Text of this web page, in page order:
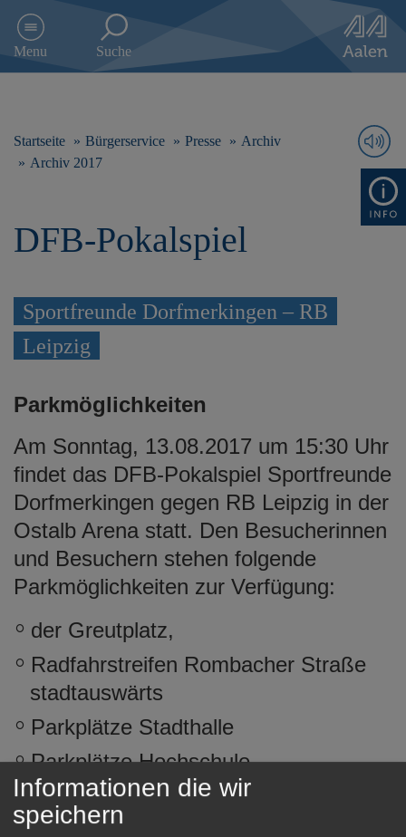
e
p
Menu Suche
Startseite Bürgerservice Presse
Archiv
Archiv 2017
DFB-Pokalspiel
Sportfreunde Dorfmerkingen – RB
Leipzig
Parkmöglichkeiten
Am Sonntag, 13.08.2017 um 15:30 Uhr
findet das DFB-Pokalspiel Sportfreunde
Dorfmerkingen gegen RB Leipzig in der
Ostalb Arena statt. Den Besucherinnen
und Besuchern stehen folgende
Parkmöglichkeiten zur Verfügung:
der Greutplatz,
Radfahrstreifen Rombacher Straße
stadtauswärts
Parkplätze Stadthalle
Parkplätze Hochschule
Beethovenstraße
Freibad Unterrombach
Informationen die wir
speichern